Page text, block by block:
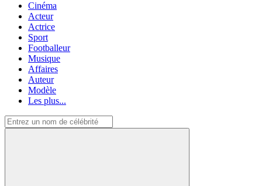
Cinéma
Acteur
Actrice
Sport
Footballeur
Musique
Affaires
Auteur
Modèle
Les plus...